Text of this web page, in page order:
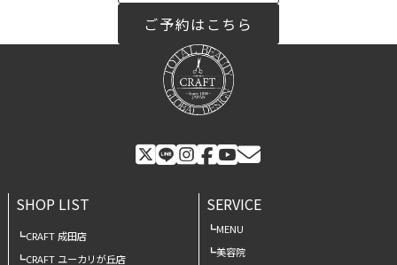
ご予約はこちら
SHOP LIST
CRAFT 成田店
CRAFT ユーカリが丘店
SERVICE
MENU
美容院